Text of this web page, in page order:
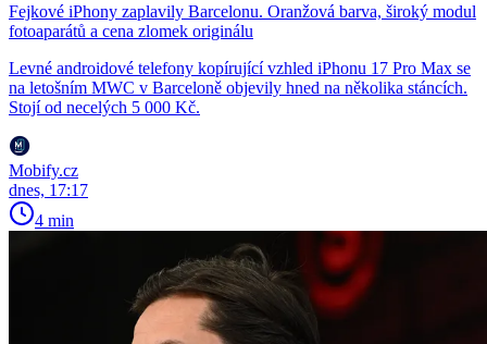
Fejkové iPhony zaplavily Barcelonu. Oranžová barva, široký modul
fotoaparátů a cena zlomek originálu
Levné androidové telefony kopírující vzhled iPhonu 17 Pro Max se
na letošním MWC v Barceloně objevily hned na několika stáncích.
Stojí od necelých 5 000 Kč.
Mobify.cz
dnes, 17:17
4 min